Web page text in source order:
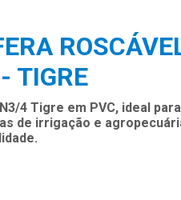
TIGRE
4 Tigre em PVC, ideal
de irrigação e